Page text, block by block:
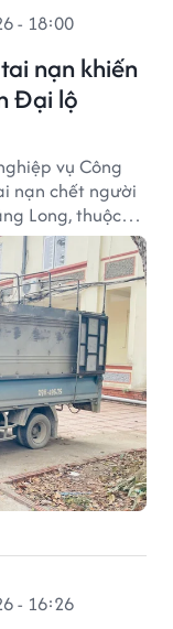
nạn khiến
Đại lộ
- 18:00
vụ Công
nạn chết người
Long, thuộc
- 16:26